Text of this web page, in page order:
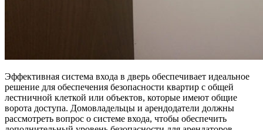
Эффективная система входа в дверь обеспечивает идеальное
решение для обеспечения безопасности квартир с общей
лестничной клеткой или объектов, которые имеют общие
ворота доступа. Домовладельцы и арендодатели должны
рассмотреть вопрос о системе входа, чтобы обеспечить